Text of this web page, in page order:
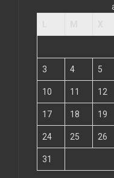
3 4 5
10 11 12
17 18 19
24 25 26
31